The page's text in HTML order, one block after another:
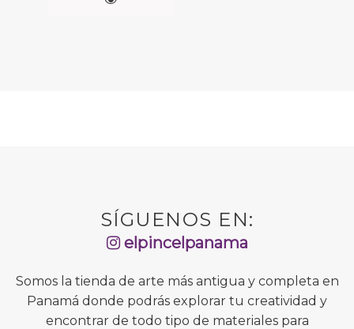
SÍGUENOS EN:
elpincelpanama
Somos la tienda de arte más antigua y completa en
Panamá donde podrás explorar tu creatividad y
encontrar de todo tipo de materiales para